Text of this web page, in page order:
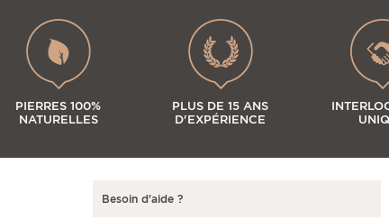
PIERRES 100%
NATURELLES
PLUS DE 15 ANS
D'EXPÉRIENCE
Besoin d'aide ?